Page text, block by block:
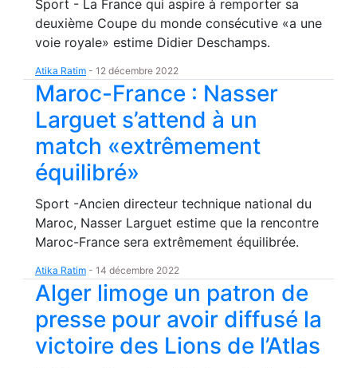
Sport - La France qui aspire à remporter sa
deuxième Coupe du monde consécutive «a une
voie royale» estime Didier Deschamps.
Atika Ratim - 12 décembre 2022
Maroc-France : Nasser
Larguet s’attend à un
match «extrêmement
équilibré»
Sport -Ancien directeur technique national du
Maroc, Nasser Larguet estime que la rencontre
Maroc-France sera extrêmement équilibrée.
Atika Ratim - 14 décembre 2022
Alger limoge un patron de
presse pour avoir diffusé la
victoire des Lions de l’Atlas